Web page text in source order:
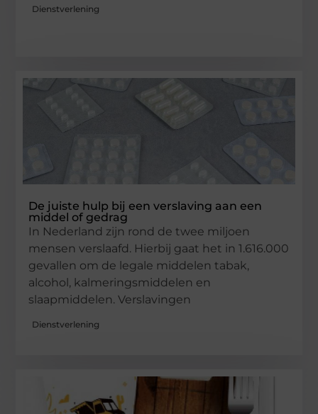
Dienstverlening
De juiste hulp bij een verslaving aan een
middel of gedrag
In Nederland zijn rond de twee miljoen
mensen verslaafd. Hierbij gaat het in 1.616.000
gevallen om de legale middelen tabak,
alcohol, kalmeringsmiddelen en
slaapmiddelen. Verslavingen
Dienstverlening